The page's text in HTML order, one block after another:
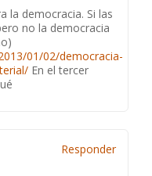
la democracia. Si las
no la democracia
01/02/democracia-
En el tercer
Responder